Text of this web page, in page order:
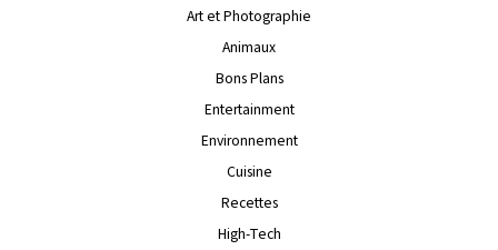
Art et Photographie
Animaux
Bons Plans
Entertainment
Environnement
Cuisine
Recettes
High-Tech